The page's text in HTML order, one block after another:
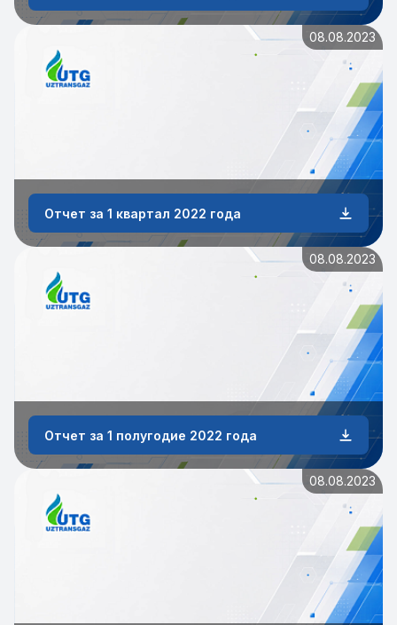
08.08.2023
Отчет за 1 квартал 2022 года
08.08.2023
Отчет за 1 полугодие 2022 года
08.08.2023